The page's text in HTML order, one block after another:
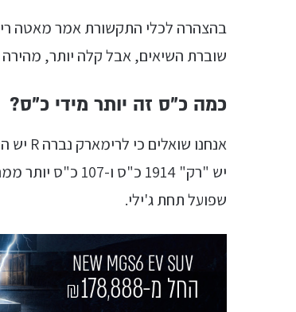
שוברת השיאים, אבל קלה יותר, מהירה
כמה כ"ס זה יותר מידי כ"ס?
יש "רק" 1914
שפועל תחת ג'ילי.